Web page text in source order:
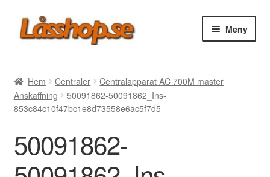
Hoppa
till
Hoppa
till
Meny
Rea
Villkor
Vanliga frågor
Hem Centraler
Centralapparat AC 700M master
Anskaffning
50091862-50091862_Ins-
853c84c10f47bc1e8d73558e6ac5f7d5
50091862-